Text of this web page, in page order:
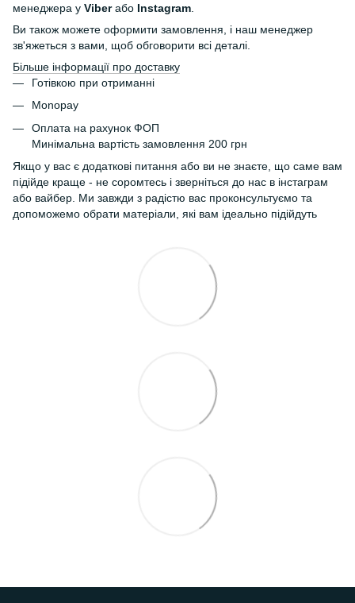
менеджера у Viberабо Instagram
Ви також можете оформити замовлення, і наш менеджер
зв'яжеться з вами, щоб обговорити всі деталі.
Більше інформації про доставку
Готівкою при отриманні
Monopay
Оплата на рахунок ФОП
Минімальна вартість замовлення 200 грн
Якщо у вас є додаткові питання або ви не знаєте, що саме вам
підійде краще - не соромтесь і зверніться до нас в інстаграм
або вайбер. Ми завжди з радістю вас проконсультуємо та
допоможемо обрати матеріали, які вам ідеально підійдуть